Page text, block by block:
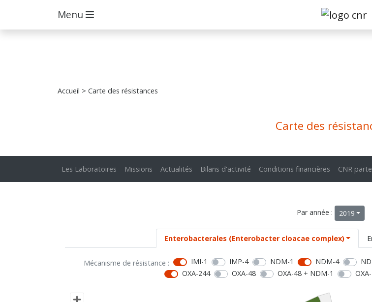
Menu
Accueil > Carte des résistances
Carte des
Les Laboratoires Missions Actualités Bilans d'activité Conditions financières CNR
Par année : 2019
Enterobacterales (Enterobacter cloacae complex)
Mécanisme de résistance : IMI-1 IMP-4 NDM-1 NDM-4
OXA-244
OXA-48 OXA-48 + NDM-1